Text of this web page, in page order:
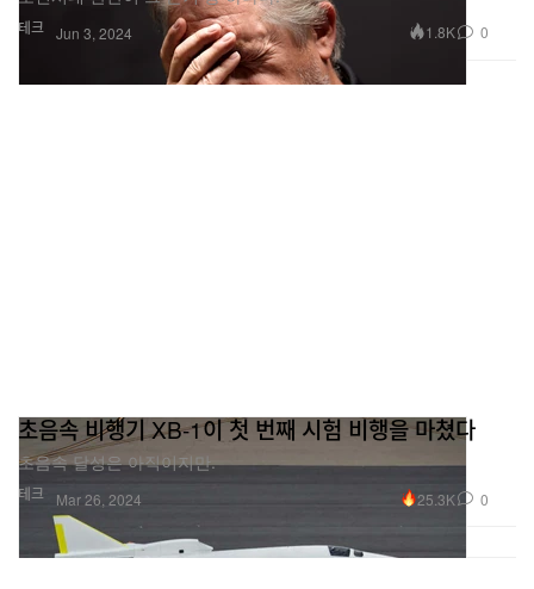
테크 Jun 3, 2024 1.8K 0
테크
초음속 비행기 XB-1이 첫 번째 시험 비행을 마쳤다
초음속 달성은 아직이지만.
Mar 26, 2024 25.3K 0